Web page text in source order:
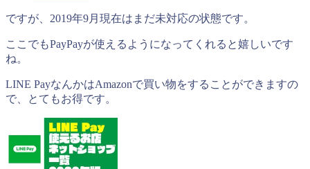
ですが、2019年9月現在はまだ未対応の状態です。
ここでもPayPayが使えるようになってくれると嬉しいです
ね。
LINE PayなんかはAmazonで買い物をすることができますの
で、とてもお得です。